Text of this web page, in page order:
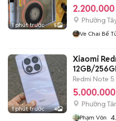
1 phút trước 5
Phường
Ve Chai Bế
1 phút trước 4
Xiaomi
12GB/
Redmi Note 5
Phường
Phạm Vôn